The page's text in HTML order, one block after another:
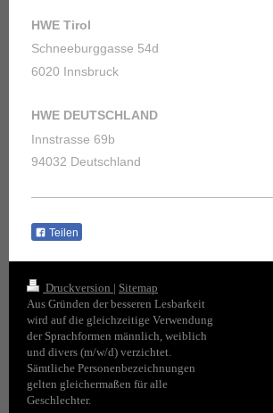
HWE Tirol
Schneeburggasse 54d
6020 Innsbruck
HWE DEUTSCHLAND
Innstrasse 69b
94032 Deutschland
Teilen
Druckversion | Sitemap
Aus Gründen der besseren Lesbarkeit
wird auf die gleichzeitige Verwendung
der Sprachformen männlich, weiblich
und divers (m/w/d) verzichtet.
Sämtliche Personenbezeichnungen
gelten gleichermaßen für alle
Geschlechter.